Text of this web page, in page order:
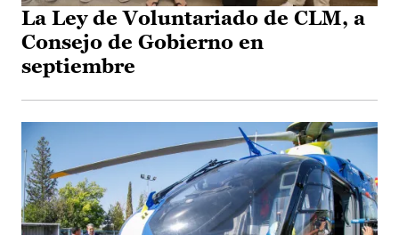
La Ley de Voluntariado de CLM, a
Consejo de Gobierno en
septiembre